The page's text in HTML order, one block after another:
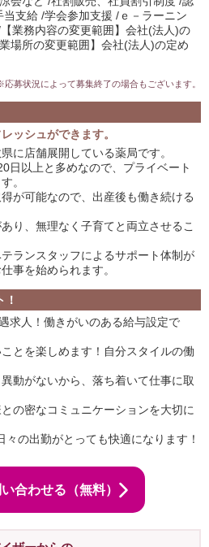
当支給 /学会参加支援 /ｅ－ラーニン
業務内容の変更範囲】会社(法人)の
場所の変更範囲】会社(法人)の定め
応募状況によって募集終了の場合もございます。
ッシュができます。
に店舗展開している薬局です。
日以上と多めなので、プライベート
。
が可能なので、出産後も働き続ける
り、無理なく子育てと両立させるこ
ランスタッフによるサポート体制が
事を始められます。
求人！働きがいのある給与設定で
とを楽しめます！自分スタイルの働
動がないから、落ち着いて仕事に取
の密なコミュニケーションを大切に
の出勤がとっても快適になります！
合わせる（無料）